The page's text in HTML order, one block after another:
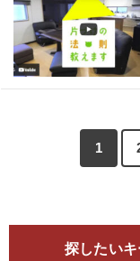
1
探したいキー